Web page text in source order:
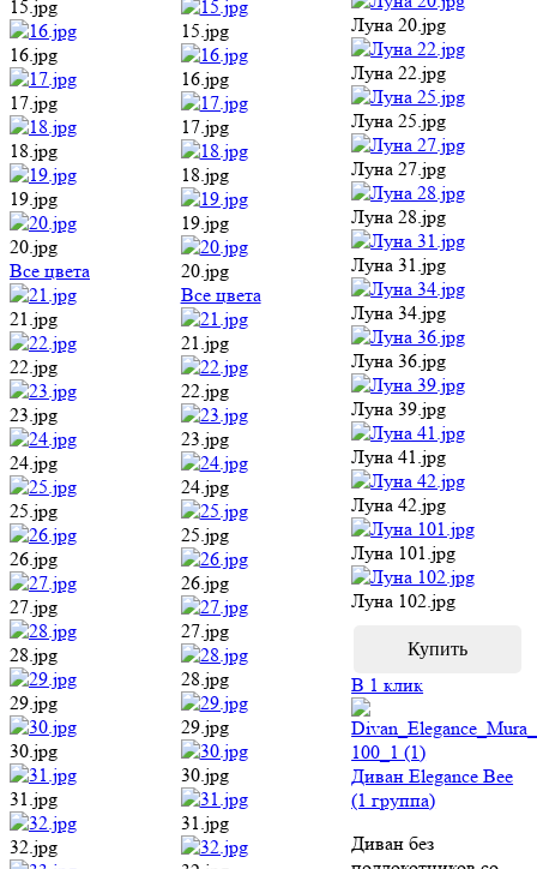
15.jpg
16.jpg
17.jpg
18.jpg
19.jpg
20.jpg
Все цвета
21.jpg
22.jpg
23.jpg
24.jpg
25.jpg
26.jpg
27.jpg
28.jpg
29.jpg
30.jpg
31.jpg
32.jpg
15.jpg
16.jpg
17.jpg
18.jpg
19.jpg
20.jpg
Все цвета
21.jpg
22.jpg
23.jpg
24.jpg
25.jpg
26.jpg
27.jpg
28.jpg
29.jpg
30.jpg
31.jpg
Луна 20.jpg
Луна 22.jpg
Луна 25.jpg
Луна 27.jpg
Луна 28.jpg
Луна 31.jpg
Луна 34.jpg
Луна 36.jpg
Луна 39.jpg
Луна 41.jpg
Луна 42.jpg
Луна 101.jpg
Луна 102.jpg
В 1 клик
Диван Elegance Bee
(1 группа)
Диван без